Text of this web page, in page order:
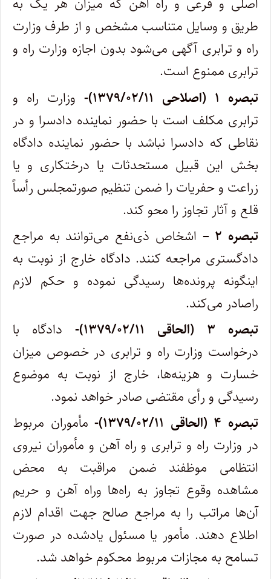
طریق و وسایل متناسب مشخص و از طرف وزارت
راه و ترابری آگهی می‌شود بدون اجازه وزارت راه و
ترابری ممنوع است.
تبصره ۱ (اصلاحی ۱۳۷۹/۰۲/۱۱)-
وزارت راه و
ترابری مکلف است با حضور نماینده دادسرا و در
نقاطی که دادسرا نباشد با حضور نماینده دادگاه
بخش این قبیل مستحدثات یا درختکاری و یا
زراعت و حفریات را ضمن تنظیم صورتمجلس رأساً
قلع و آثار تجاوز را محو کند.
تبصره ۲ –
اشخاص ذی‌نفع می‌توانند به مراجع
دادگستری مراجعه کنند. دادگاه خارج از نوبت به
اینگونه پرونده‌ها رسیدگی نموده و حکم لازم
را‌صادر می‌کند.
‌تبصره ۳ (الحاقی ۱۳۷۹/۰۲/۱۱)-
دادگاه با
درخواست وزارت راه و ترابری در خصوص میزان
خسارت و هزینه‌ها، خارج از نوبت به موضوع
رسیدگی و رأی مقتضی صادر خواهد نمود.
‌تبصره ۴ (الحاقی ۱۳۷۹/۰۲/۱۱)-
مأموران مربوط
در وزارت راه و ترابری و راه آهن و مأموران نیروی
انتظامی موظفند ضمن مراقبت به محض
مشاهده وقوع تجاوز به راه‌ها و‌راه آهن و حریم
آن‌ها مراتب را به مراجع صالح جهت اقدام لازم
اطلاع دهند. مأمور یا مسئول یادشده در صورت
تسامح به مجازات مربوط محکوم خواهد شد.